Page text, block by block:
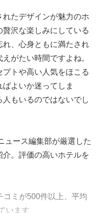
れたデザインが魅力のホ
沢な楽しみにしている
れ、心身ともに満たされ
がたい時間ですよね。
トや高い人気をほこる
よいか迷ってしま
もいるのではないでし
ュース編集部が厳選した
。評価の高いホテルを
ミが500件以上、平均
います